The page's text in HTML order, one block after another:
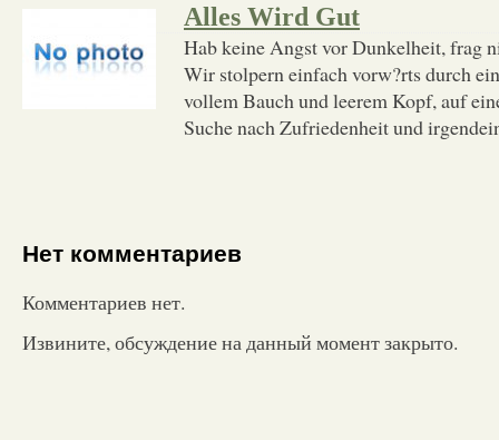
Alles Wird Gut
Hab keine Angst vor Dunkelheit, frag
Wir stolpern einfach vorw?rts durch
vollem Bauch und leerem Kopf, auf
Suche nach Zufriedenheit und
Нет комментариев
Комментариев нет.
Извините, обсуждение на данный момент закрыто.